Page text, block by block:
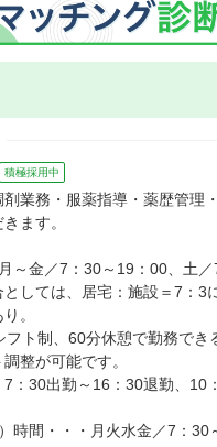
積極採用中
剤業務・服薬指導・薬歴管理
ます。
～金／7：30～19：00、土
しては、居宅：施設＝7：3
。
ト制、60分休憩で勤務でき
整が可能です。
7：30出勤～16：30退勤、10
時間・・・月火水金／7：30